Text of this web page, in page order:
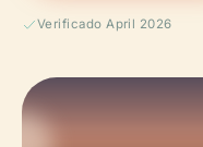
Verificado April 2026